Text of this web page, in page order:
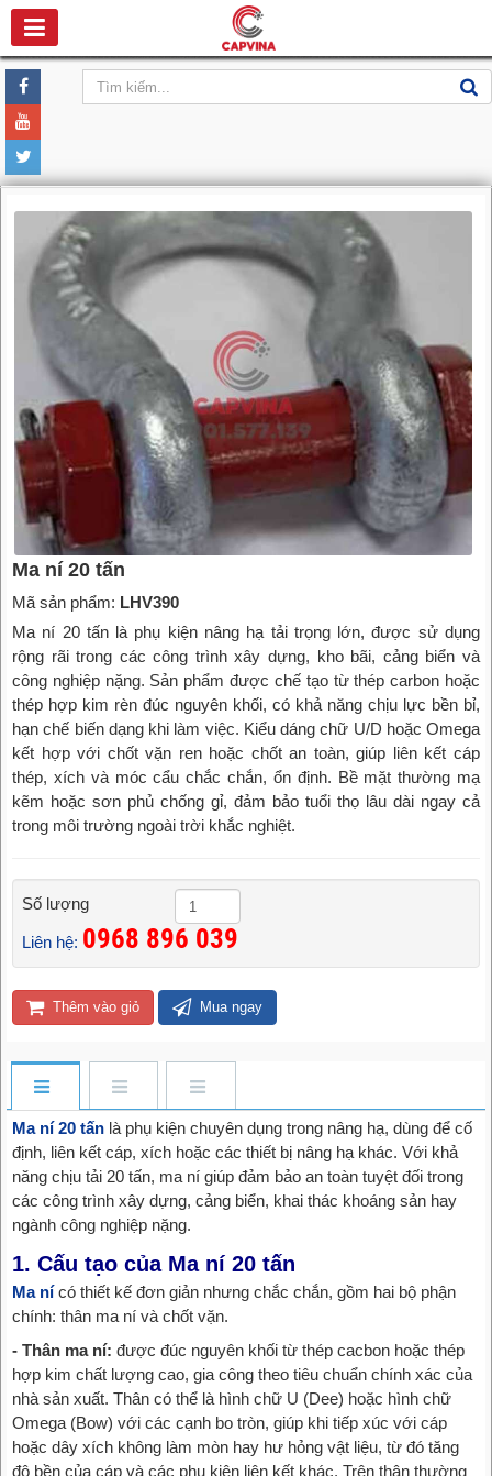
Ma ní 20 tấn
Mã sản phẩm: LHV390
Ma ní 20 tấn là phụ kiện nâng hạ tải trọng lớn, được sử dụng
rộng rãi trong các công trình xây dựng, kho bãi, cảng biển và
công nghiệp nặng. Sản phẩm được chế tạo từ thép carbon hoặc
thép hợp kim rèn đúc nguyên khối, có khả năng chịu lực bền bỉ,
hạn chế biến dạng khi làm việc. Kiểu dáng chữ U/D hoặc Omega
kết hợp với chốt vặn ren hoặc chốt an toàn, giúp liên kết cáp
thép, xích và móc cẩu chắc chắn, ổn định. Bề mặt thường mạ
kẽm hoặc sơn phủ chống gỉ, đảm bảo tuổi thọ lâu dài ngay cả
trong môi trường ngoài trời khắc nghiệt.
Số lượng
Liên hệ: 0968 896 039
Thêm vào giỏ Mua ngay
Ma ní 20 tấn là phụ kiện chuyên dụng trong nâng hạ, dùng để cố
định, liên kết cáp, xích hoặc các thiết bị nâng hạ khác. Với khả
năng chịu tải 20 tấn, ma ní giúp đảm bảo an toàn tuyệt đối trong
các công trình xây dựng, cảng biển, khai thác khoáng sản hay
ngành công nghiệp nặng.
1. Cấu tạo của Ma ní 20 tấn
Ma nícó thiết kế đơn giản nhưng chắc chắn, gồm hai bộ phận
chính: thân ma ní và chốt vặn.
- Thân ma ní: được đúc nguyên khối từ thép cacbon hoặc thép
hợp kim chất lượng cao, gia công theo tiêu chuẩn chính xác của
nhà sản xuất. Thân có thể là hình chữ U (Dee) hoặc hình chữ
Omega (Bow) với các cạnh bo tròn, giúp khi tiếp xúc với cáp
hoặc dây xích không làm mòn hay hư hỏng vật liệu, từ đó tăng
độ bền của cáp và các phụ kiện liên kết khác. Trên thân thường